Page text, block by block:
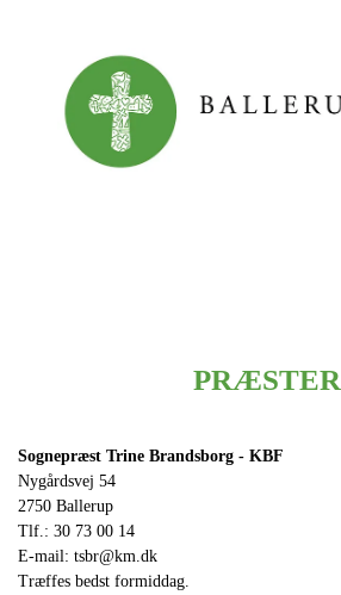
PRÆSTER
Sognepræst Trine Brandsborg - KBF
Nygårdsvej 54
2750 Ballerup
Tlf.: 30 73 00 14
E-mail: tsbr@km.dk
Træffes bedst formiddag.